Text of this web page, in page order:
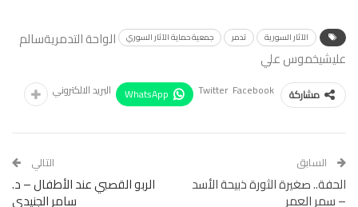
الآثار السورية الواحة التدمرية تدمر جمعية حماية الآثار السوري
سالم
عليشيخموس علي
مشاركة Facebook
Twitter
WhatsApp البريد الالكتروني
السابق
الحفة.. صغيرة الثورة ذبيحة الأسد
– سمر العمر
التالي
الربو القصبي عند الأطفال – د.
سامر الجنيدي